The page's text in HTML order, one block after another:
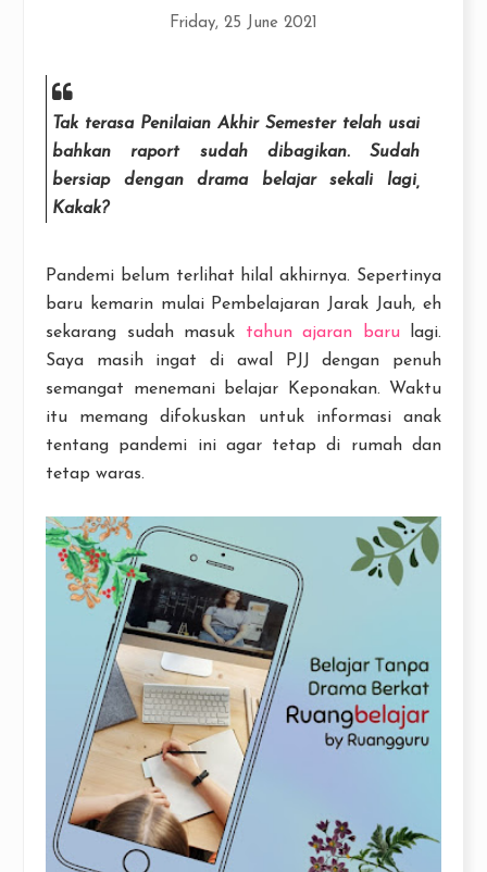
Friday, 25 June 2021
Tak terasa Penilaian Akhir Semester telah usai
bahkan raport sudah dibagikan. Sudah
bersiap dengan drama belajar sekali lagi,
Kakak?
Pandemi belum terlihat hilal akhirnya. Sepertinya
baru kemarin mulai Pembelajaran Jarak Jauh, eh
sekarang sudah masuk tahun ajaran barulagi.
Saya masih ingat di awal PJJ dengan penuh
semangat menemani belajar Keponakan. Waktu
itu memang difokuskan untuk informasi anak
tentang pandemi ini agar tetap di rumah dan
tetap waras.